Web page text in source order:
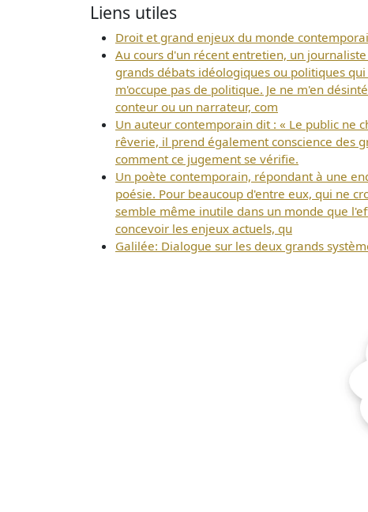
Liens utiles
Droit et grand enjeux du monde
Au cours d'un récent entretien, un
grands débats idéologiques ou politiques
m'occupe pas de politique. Je ne m'en
conteur ou un narrateur, com
Un auteur contemporain dit : « Le public ne
rêverie, il prend également conscience des
comment ce jugement se vérifie.
Un poète contemporain, répondant à une
poésie. Pour beaucoup d'entre eux, qui ne
semble même inutile dans un monde que
concevoir les enjeux actuels, qu
Galilée: Dialogue sur les deux grands